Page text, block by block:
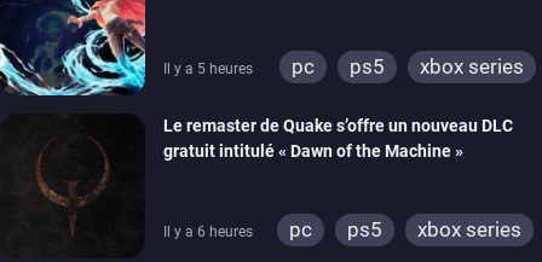
Il y a 5 heures pc ps5 xbox series
Le remaster de Quake s’offre un nouveau DLC
gratuit intitulé « Dawn of the Machine »
Il y a 6 heures pc ps5
xbox series